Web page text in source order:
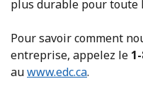
plus durable pour toute
Pour savoir comment
entreprise, appelez le
auwww.edc.ca.